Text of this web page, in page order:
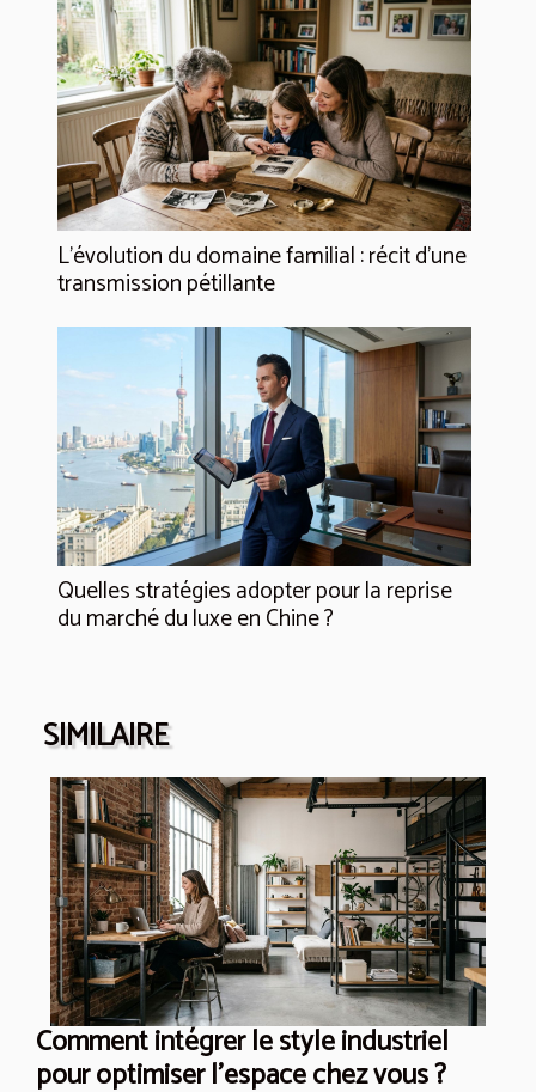
L’évolution du domaine familial : récit d’une
transmission pétillante
Quelles stratégies adopter pour la reprise
du marché du luxe en Chine ?
SIMILAIRE
Comment intégrer le style industriel
pour optimiser l'espace chez vous ?